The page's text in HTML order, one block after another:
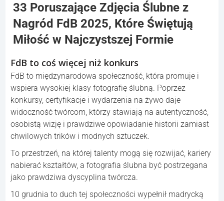
33 Poruszające Zdjęcia Ślubne z
Nagród FdB 2025, Które Świętują
Miłość w Najczystszej Formie
FdB to coś więcej niż konkurs
FdB to międzynarodowa społeczność, która promuje i
wspiera wysokiej klasy fotografię ślubną. Poprzez
konkursy, certyfikacje i wydarzenia na żywo daje
widoczność twórcom, którzy stawiają na autentyczność,
osobistą wizję i prawdziwe opowiadanie historii zamiast
chwilowych trików i modnych sztuczek.
To przestrzeń, na której talenty mogą się rozwijać, kariery
nabierać kształtów, a fotografia ślubna być postrzegana
jako prawdziwa dyscyplina twórcza.
10 grudnia to duch tej społeczności wypełnił madrycką